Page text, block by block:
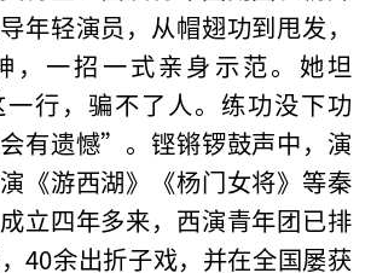
年轻演员，从帽翅功到甩发，
，一招一式亲身示范。她坦
行，骗不了人。练功没下功
有遗憾”。铿锵锣鼓声中，演
《游西湖》《杨门女将》等秦
立四年多来，西演青年团已排
40余出折子戏，并在全国屡获